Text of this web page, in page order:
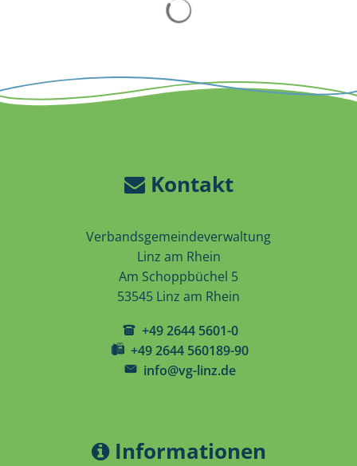
Kontakt
Verbandsgemeindeverwaltung
Linz am Rhein
Am Schoppbüchel 5
53545 Linz am Rhein
+49 2644 5601-0
+49 2644 560189-90
info@vg-linz.de
Informationen